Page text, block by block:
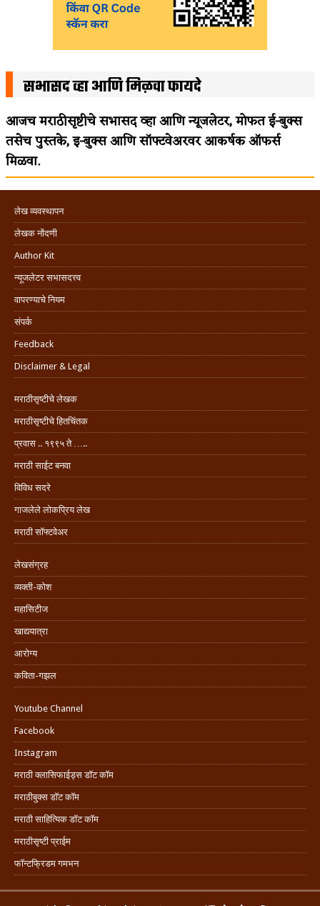
सभासद व्हा आणि मिळवा फायदे
आजच मराठीसृष्टीचे सभासद व्हा आणि न्यूजलेटर, मोफत ई-बुक्स
तसेच पुस्तके, इ-बुक्स आणि सॉफ्टवेअरवर आकर्षक ऑफर्स
मिळवा.
लेख व्यवस्थापन
लेखक नोंदणी
Author Kit
न्यूजलेटर सभासदत्त्व
वापरण्याचे नियम
संपर्क
Feedback
Disclaimer & Legal
मराठीसृष्टीचे लेखक
मराठीसृष्टीचे हितचिंतक
प्रवास .. १९९५ ते …..
मराठी साईट बनवा
विविध सदरे
गाजलेले लोकप्रिय लेख
मराठी सॉफ्टवेअर
लेखसंग्रह
व्यक्ती-कोश
महासिटीज
खाद्ययात्रा
आरोग्य
कविता-गझल
Youtube Channel
Facebook
Instagram
मराठी क्लासिफाईड्स डॉट कॉम
मराठीबुक्स डॉट कॉम
मराठी साहित्यिक डॉट कॉम
मराठीसृष्टी प्राईम
फॉन्टफ्रिडम गमभन